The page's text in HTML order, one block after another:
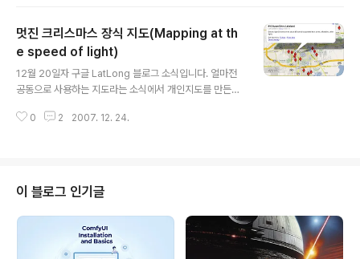
사용중인 메일을 사용해서도 만들 수 있으니, 크리스마스
메시지를 만들어 가족이나 친지에게 보내고 싶으시다면 꼭
한번 해보시길 권해드립니다. 아래 지도를 보시면 서울에
제 아이콘이 보이실 겁니다. 당연히 이 글을 보면서 제가 삽
은 구글맵에 사용자 아이콘 삽입가능을 참고하시면 되시구
멋진 크리스마스 장식 지도(Mapping at th
e speed of light)
12월 20일자 구글 LatLong 블로그 소식입니다. 얼마전
공동으로 사용하는 지도라는 소식에서 개인지도를 만든
하여, 여러 사람이 함께 편집할 수 있게 되었다는 소식을 알
를 만드는 집이 꽤 있지만, 미국이나 유럽에서는 우리나라
에서 상상할 수 없을 정도로 여기에 많은 시간과 노력을 들
이는 분들이 많습니다. 집 전체를 전등으로 꾸며서 한달 전
기세가 몇백만원이 나오는 경우도 꽤 있다고 하더군요. 그
러다보니, 이 글에서 보는 것처럼, 그런 크리스마스 장식을
0 2 2007. 12. 24.
이 블로그 인기글